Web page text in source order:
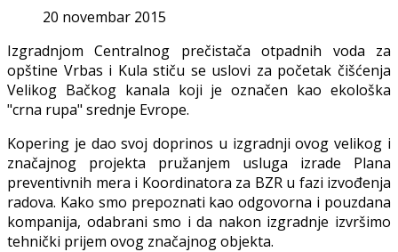
20 novembar 2015
Izgradnjom Centralnog prečistača otpadnih voda za
opštine Vrbas i Kula stiču se uslovi za početak čišćenja
Velikog Bačkog kanala koji je označen kao ekološka
"crna rupa" srednje Evrope.
Kopering je dao svoj doprinos u izgradnji ovog velikog i
značajnog projekta pružanjem usluga izrade Plana
preventivnih mera i Koordinatora za BZR u fazi izvođenja
radova. Kako smo prepoznati kao odgovorna i pouzdana
kompanija, odabrani smo i da nakon izgradnje izvršimo
tehnički prijem ovog značajnog objekta.